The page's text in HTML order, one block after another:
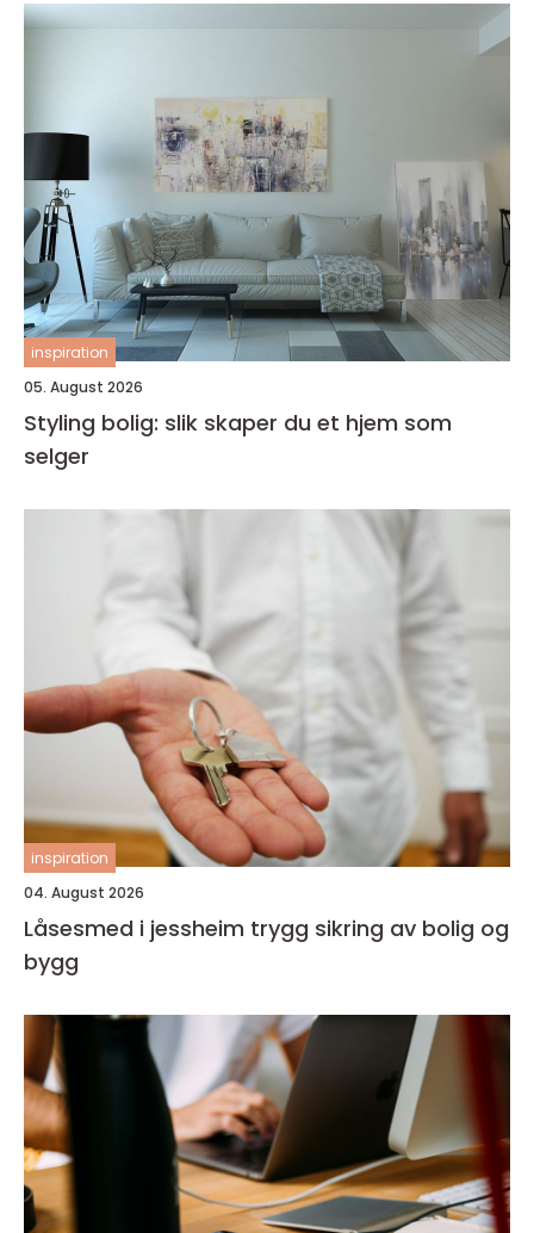
inspiration
05. August 2026
Styling bolig: slik skaper du et hjem som
selger
inspiration
04. August 2026
Låsesmed i jessheim trygg sikring av bolig og
bygg